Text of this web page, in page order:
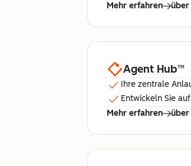
Mehr erfahren
über
Agent Hub™
Ihre zentrale
Entwickeln Sie
Mehr erfahren
über